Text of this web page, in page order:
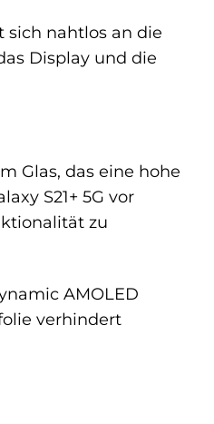
sich nahtlos an die
Display und die
Glas, das eine hohe
S21+ 5G vor
zu
AMOLED
verhindert